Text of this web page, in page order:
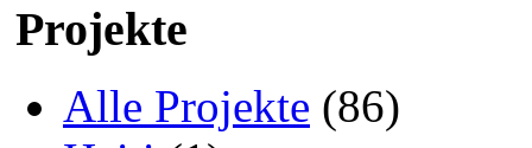
Projekte
Alle Projekte (86)